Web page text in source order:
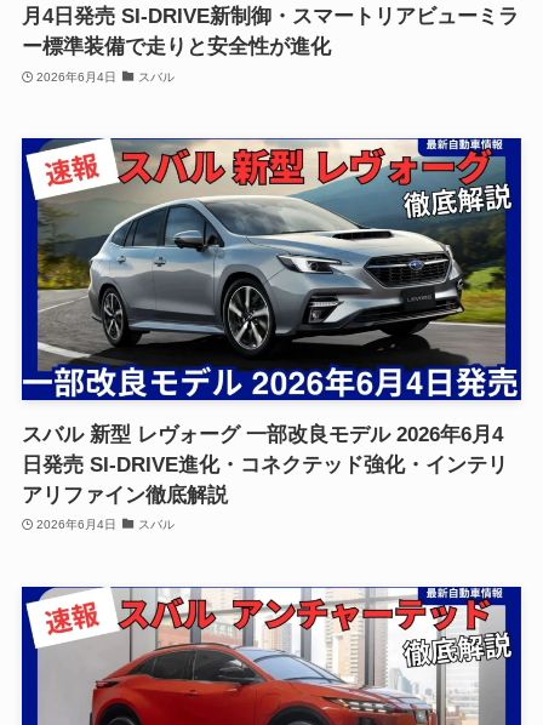
月4日発売 SI-DRIVE新制御・スマートリアビューミラ
ー標準装備で走りと安全性が進化
2026年6月4日 スバル
スバル 新型 レヴォーグ 一部改良モデル 2026年6月4
日発売 SI-DRIVE進化・コネクテッド強化・インテリ
アリファイン徹底解説
2026年6月4日 スバル